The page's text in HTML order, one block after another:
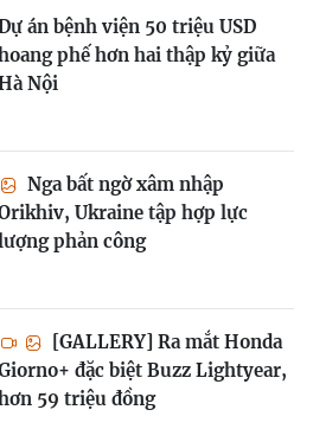
án bệnh viện 50 triệu USD
phế hơn hai thập kỷ giữa
Nội
Nga bất ngờ xâm nhập
Ukraine tập hợp lực
phản công
[GALLERY] Ra mắt Honda
đặc biệt Buzz Lightyear,
59 triệu đồng